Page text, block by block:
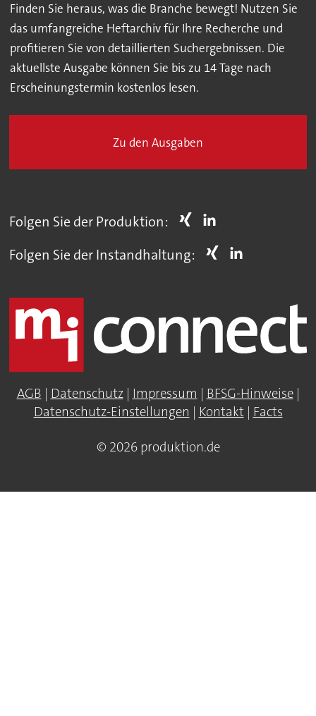
Finden Sie heraus, was die Branche bewegt! Nutzen Sie
das umfangreiche Heftarchiv für Ihre Recherche und
profitieren Sie von detaillierten Suchergebnissen. Die
aktuellste Ausgabe können Sie bis zu 14 Tage nach
Erscheinungstermin kostenlos lesen.
Zu den Ausgaben
Folgen Sie der Produktion:
Folgen Sie der Instandhaltung:
AGB | Datenschutz| Impressum | BFSG-Hinweise|
Datenschutz-Einstellungen | Kontakt| Facts
© 2026 produktion.de